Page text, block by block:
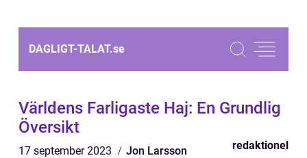
DAGLIGT-TALAT.se
Världens Farligaste Haj: En Grundlig
Översikt
17 september 2023 Jon Larsson redaktionel